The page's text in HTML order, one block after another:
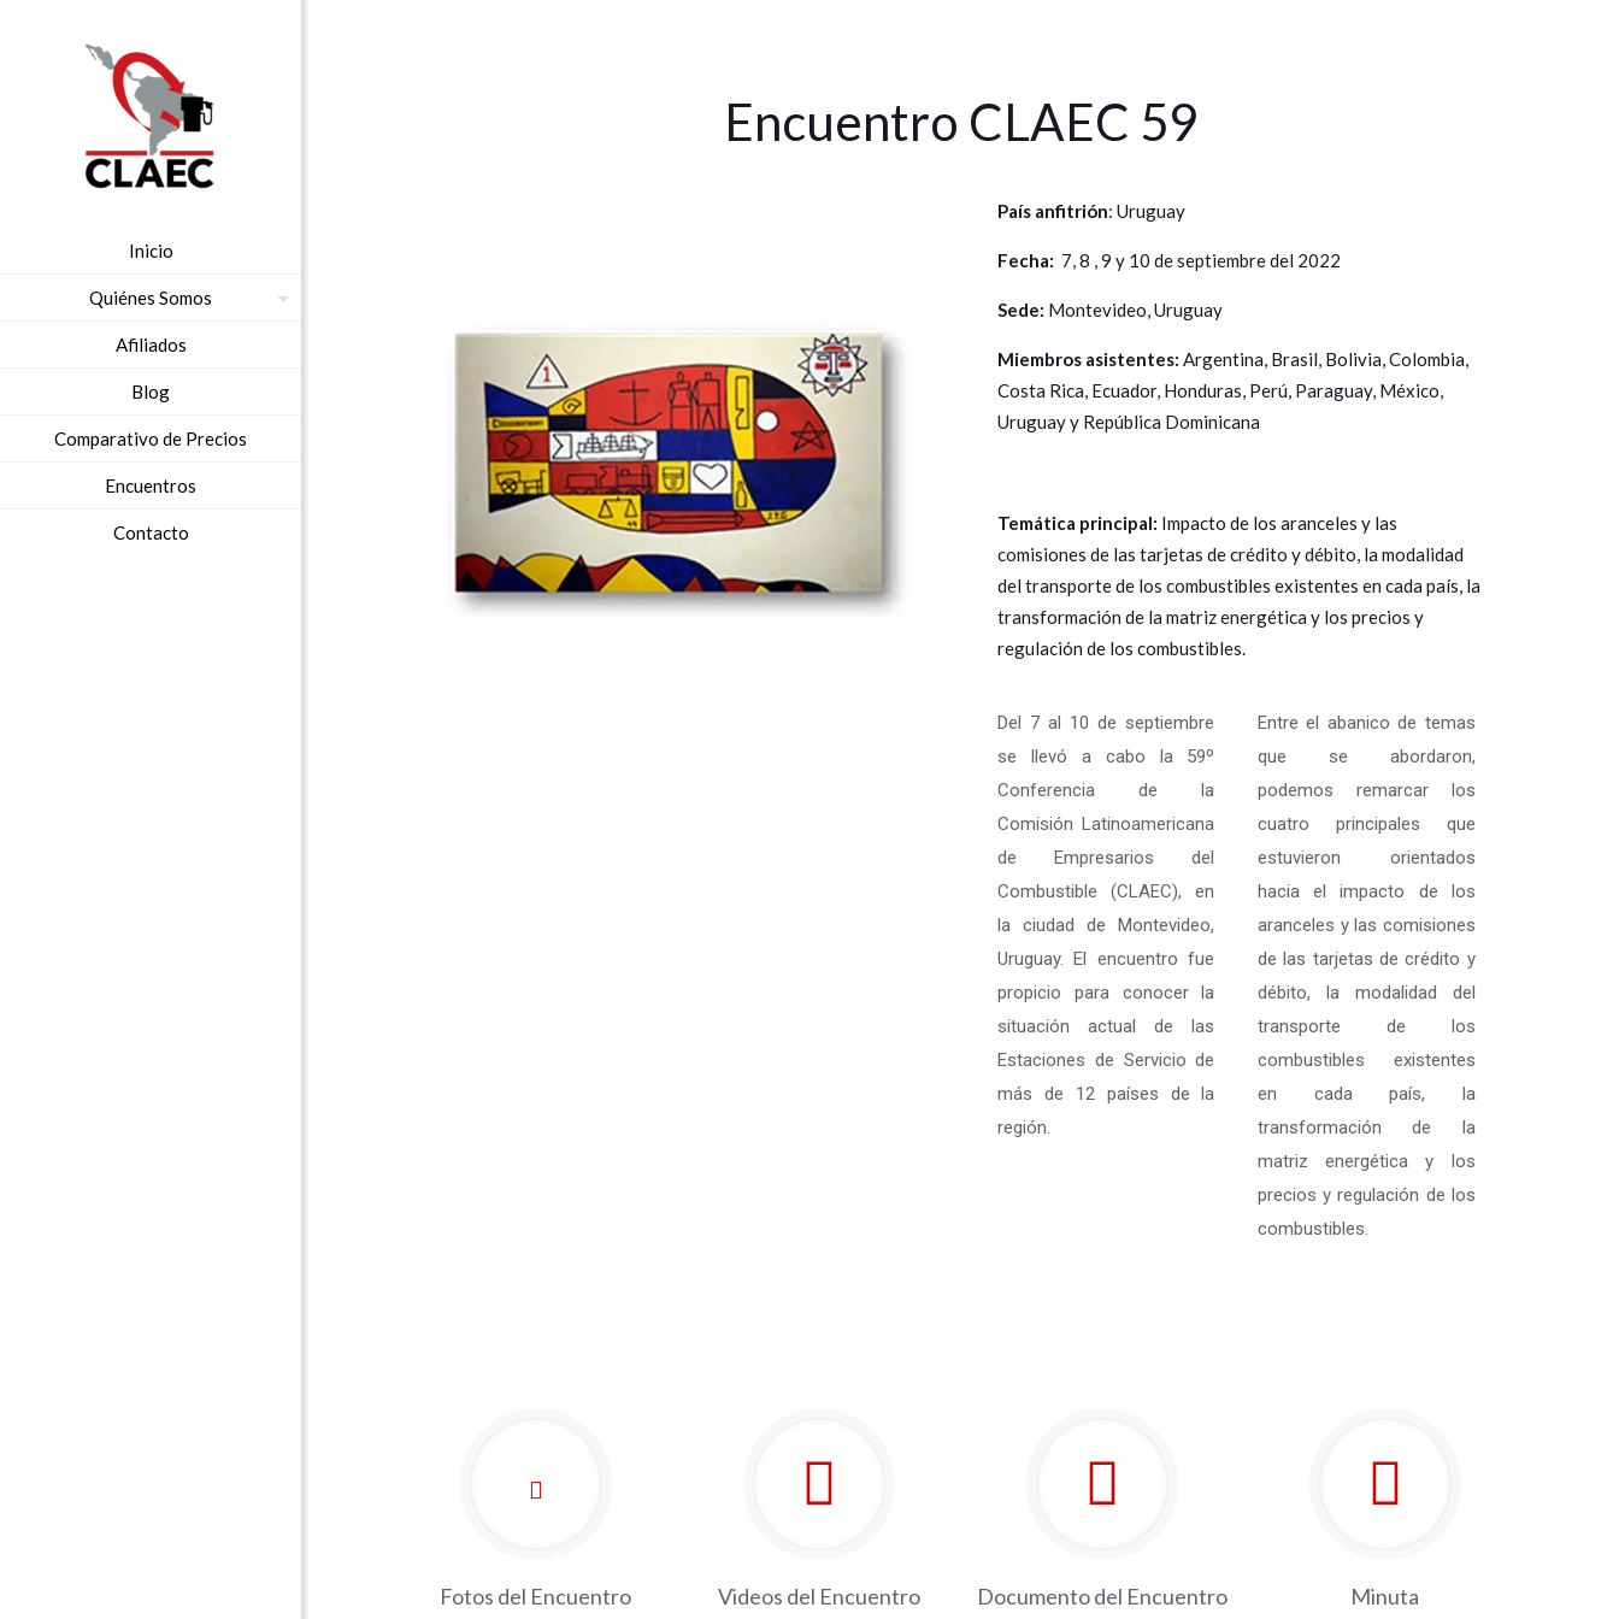
Inicio
Quiénes Somos
Afiliados
Blog
Comparativo de Precios
Encuentros
Contacto
Encuentro CLAEC 59
País anfitrión: Uruguay
Fecha: 7, 8 , 9 y 10 de septiembre del 2022
Sede: Montevideo, Uruguay
Miembros asistentes: Argentina, Brasil, Bolivia, Colombia,
Costa Rica, Ecuador, Honduras, Perú, Paraguay, México,
Uruguay y República Dominicana
Temática principal: Impacto de los aranceles y las
comisiones de las tarjetas de crédito y débito, la modalidad
del transporte de los combustibles existentes en cada país, la
transformación de la matriz energética y los precios y
regulación de los combustibles.
Del 7 al 10 de septiembre
se llevó a cabo la 59º
Conferencia de la
Comisión Latinoamericana
de Empresarios del
Combustible (CLAEC), en
la ciudad de Montevideo,
Uruguay. El encuentro fue
propicio para conocer la
situación actual de las
Estaciones de Servicio de
más de 12 países de la
región.
Entre el abanico de temas
que se abordaron,
podemos remarcar los
cuatro principales que
estuvieron orientados
hacia el impacto de los
aranceles y las comisiones
de las tarjetas de crédito y
débito, la modalidad del
transporte de los
combustibles existentes
en cada país, la
transformación de la
matriz energética y los
precios y regulación de los
combustibles.
Fotos del Encuentro Videos del Encuentro Documento del Encuentro Minuta